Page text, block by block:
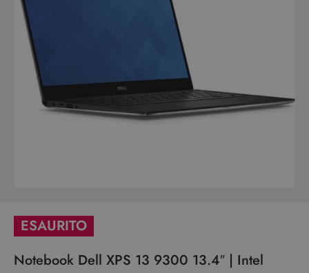
ESAURITO
Notebook Dell XPS 13 9300 13.4″ | Intel